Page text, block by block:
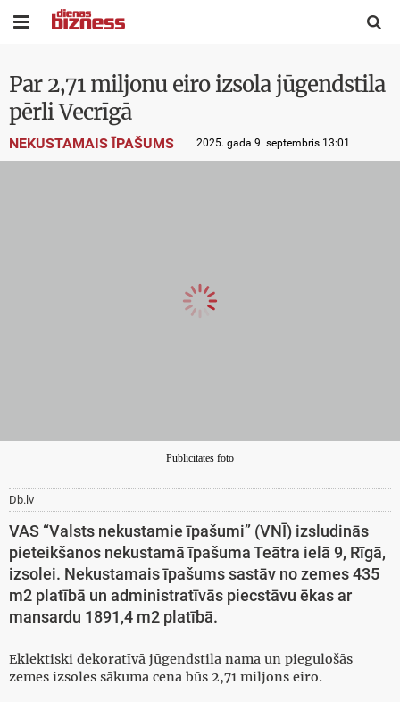
 
Par 2,71 miljonu eiro izsola jūgendstila
pērli Vecrīgā
NEKUSTAMAIS ĪPAŠUMS 2025. gada 9. septembris 13:01
Publicitātes foto
Db.lv
VAS “Valsts nekustamie īpašumi” (VNĪ) izsludinās
pieteikšanos nekustamā īpašuma Teātra ielā 9, Rīgā,
izsolei. Nekustamais īpašums sastāv no zemes 435
m2 platībā un administratīvās piecstāvu ēkas ar
mansardu 1891,4 m2 platībā.
Eklektiski dekoratīvā jūgendstila nama un piegulošās
zemes izsoles sākuma cena būs 2,71 miljons eiro.